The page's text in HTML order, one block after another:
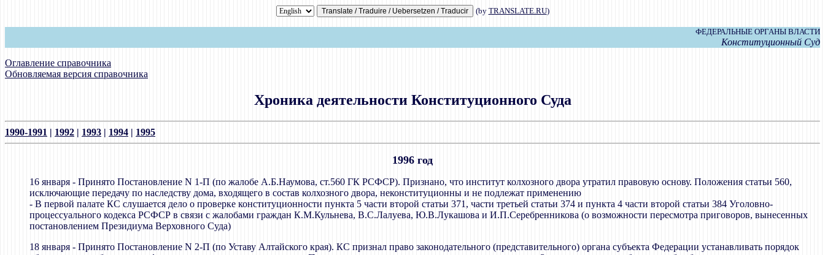
(by TRANSLATE.RU)
ФЕДЕРАЛЬНЫЕ ОРГАНЫ ВЛАСТИ
Конституционный Суд
Оглавление справочника
Обновляемая версия справочника
Хроника деятельности Конституционного Суда
1990-1991 | 1992 | 1993 | 1994 | 1995
1996 год
16 января - Принято Постановление N 1-П (по жалобе А.Б.Наумова, ст.560 ГК РСФСР). Признано, что институт колхозного двора утратил правовую основу. Положения статьи 560,
исключающие передачу по наследству дома, входящего в состав колхозного двора, неконституционны и не подлежат применению
- В первой палате КС слушается дело о проверке конституционности пункта 5 части второй статьи 371, части третьей статьи 374 и пункта 4 части второй статьи 384 Уголовно-
процессуального кодекса РСФСР в связи с жалобами граждан К.М.Кульнева, В.С.Лалуева, Ю.В.Лукашова и И.П.Серебренникова (о возможности пересмотра приговоров, вынесенных
постановлением Президиума Верховного Суда)
18 января - Принято Постановление N 2-П (по Уставу Алтайского края). КС признал право законодательного (представительного) органа субъекта Федерации устанавливать порядок